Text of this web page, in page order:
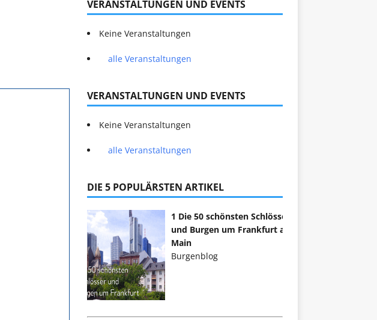
VERANSTALTUNGEN UND EVENTS
Keine Veranstaltungen
alle Veranstaltungen
VERANSTALTUNGEN UND EVENTS
Keine Veranstaltungen
alle Veranstaltungen
DIE 5 POPULÄRSTEN ARTIKEL
1 Die 50 schönsten Schlösser
und Burgen um Frankfurt am
Main
Burgenblog